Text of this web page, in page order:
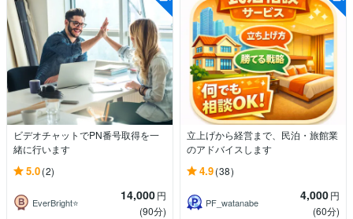
ビデオチャットでPN番号取得を一
緒に行います
5.0(2)
EverBright⭐️ 14,000円
(90分)
立上げから経営まで、民泊・旅館業
のアドバイスします
4.9(38)
PF_watanabe 4,000円
(60分)